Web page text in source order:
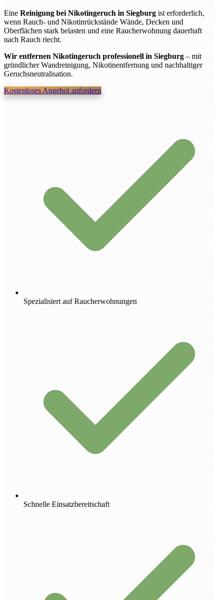
Eine Reinigung bei Nikotingeruch in Siegburg ist erforderlich,
wenn Rauch- und Nikotinrückstände Wände, Decken und
Oberflächen stark belasten und eine Raucherwohnung dauerhaft
nach Rauch riecht.
Wir entfernen Nikotingeruch professionell in Siegburg– mit
gründlicher Wandreinigung, Nikotinentfernung und nachhaltiger
Geruchsneutralisation.
Kostenloses Angebot anfordern
Spezialisiert auf Raucherwohnungen
Schnelle Einsatzbereitschaft